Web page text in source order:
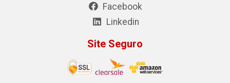
Facebook
Linkedin
Site Seguro